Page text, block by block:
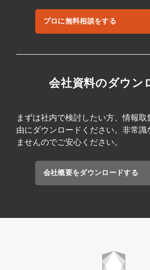
プロに無料相談をする
会社資料のダウン
まずは社内で検討したい方、情報取
由にダウンロードください。非常識
ませんのでご安心ください。
会社概要をダウンロードする